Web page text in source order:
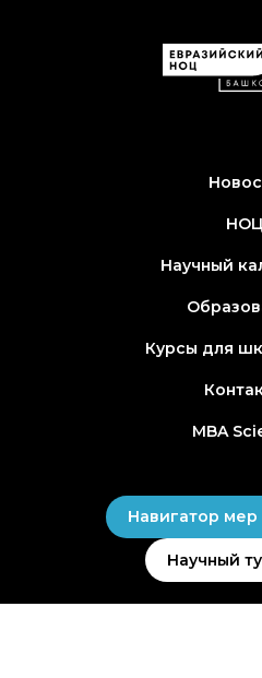
НОЦ
Научный
Курсы для
MBA
Навигатор
Научный